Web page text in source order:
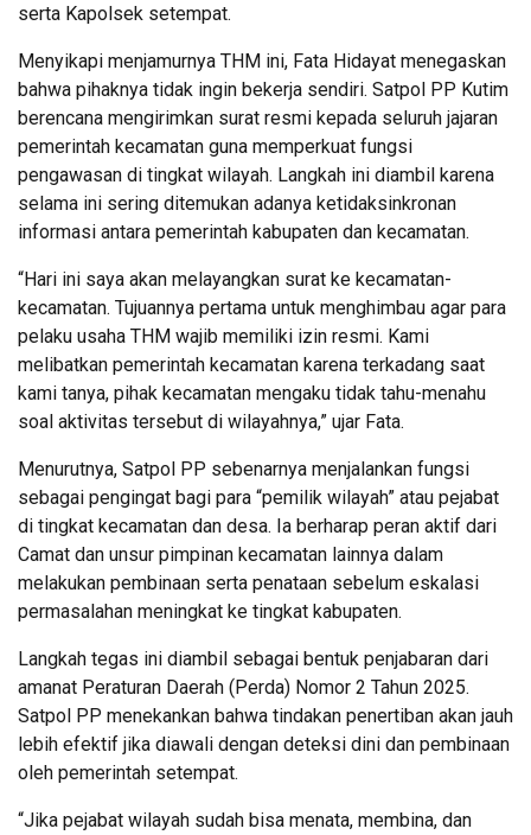
serta Kapolsek setempat.
Menyikapi menjamurnya THM ini, Fata Hidayat menegaskan
bahwa pihaknya tidak ingin bekerja sendiri. Satpol PP Kutim
berencana mengirimkan surat resmi kepada seluruh jajaran
pemerintah kecamatan guna memperkuat fungsi
pengawasan di tingkat wilayah. Langkah ini diambil karena
selama ini sering ditemukan adanya ketidaksinkronan
informasi antara pemerintah kabupaten dan kecamatan.
“Hari ini saya akan melayangkan surat ke kecamatan-
kecamatan. Tujuannya pertama untuk menghimbau agar para
pelaku usaha THM wajib memiliki izin resmi. Kami
melibatkan pemerintah kecamatan karena terkadang saat
kami tanya, pihak kecamatan mengaku tidak tahu-menahu
soal aktivitas tersebut di wilayahnya,” ujar Fata.
Menurutnya, Satpol PP sebenarnya menjalankan fungsi
sebagai pengingat bagi para “pemilik wilayah” atau pejabat
di tingkat kecamatan dan desa. Ia berharap peran aktif dari
Camat dan unsur pimpinan kecamatan lainnya dalam
melakukan pembinaan serta penataan sebelum eskalasi
permasalahan meningkat ke tingkat kabupaten.
Langkah tegas ini diambil sebagai bentuk penjabaran dari
amanat Peraturan Daerah (Perda) Nomor 2 Tahun 2025.
Satpol PP menekankan bahwa tindakan penertiban akan jauh
lebih efektif jika diawali dengan deteksi dini dan pembinaan
oleh pemerintah setempat.
“Jika pejabat wilayah sudah bisa menata, membina, dan